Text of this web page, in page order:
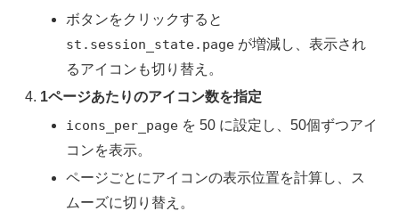
ボタンをクリックすると
st.session_state.page が増減し、表示され
るアイコンも切り替え。
1ページあたりのアイコン数を指定
icons_per_page を 50 に設定し、50個ずつアイ
コンを表示。
ページごとにアイコンの表示位置を計算し、ス
ムーズに切り替え。